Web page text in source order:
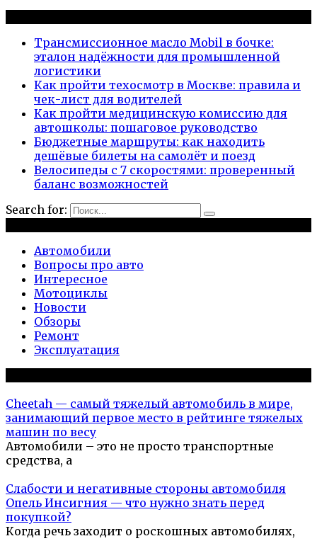
Трансмиссионное масло Mobil в бочке:
эталон надёжности для промышленной
логистики
Как пройти техосмотр в Москве: правила и
чек-лист для водителей
Как пройти медицинскую комиссию для
автошколы: пошаговое руководство
Бюджетные маршруты: как находить
дешёвые билеты на самолёт и поезд
Велосипеды с 7 скоростями: проверенный
баланс возможностей
Search for:
Автомобили
Вопросы про авто
Интересное
Мотоциклы
Новости
Обзоры
Ремонт
Эксплуатация
Cheetah — самый тяжелый автомобиль в мире,
занимающий первое место в рейтинге тяжелых
машин по весу
Автомобили – это не просто транспортные
средства, а
Слабости и негативные стороны автомобиля
Опель Инсигния — что нужно знать перед
покупкой?
Когда речь заходит о роскошных автомобилях,